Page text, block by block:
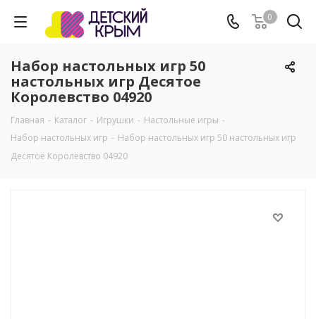
0
Набор настольных игр 50
настольных игр Десятое
Королевство 04920
Главная - Каталог - Игрушки - Настольные игры -
Набор настольных игр - Набор настольных игр 50 настольных игр
Десятое Королевство 04920